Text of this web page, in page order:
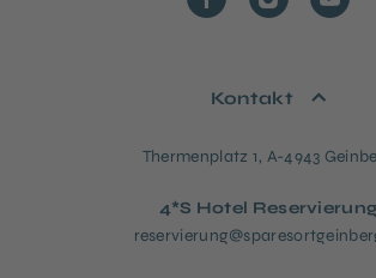
Kontakt
Thermenplatz 1, A-4943
4*S Hotel Reservierung